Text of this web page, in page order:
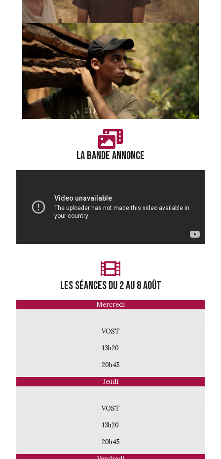
LA BANDE ANNONCE
LES séances du 2 AU 8 AOÛT
Mercredi
VOST
13h20
20h45
Jeudi
VOST
13h20
20h45